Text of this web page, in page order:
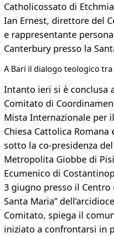
Catholicossato di
Ian Ernest, direttore del
e rappresentante
Canterbury presso la
A Bari il dialogo teologico
Intanto ieri si è conclusa
Comitato di
Mista Internazionale per
Chiesa Cattolica Romana
sotto la co-presidenza
Metropolita Giobbe di
Ecumenico di
3 giugno presso il Centro
Santa Maria”
Comitato, spiega il
iniziato a confrontarsi in